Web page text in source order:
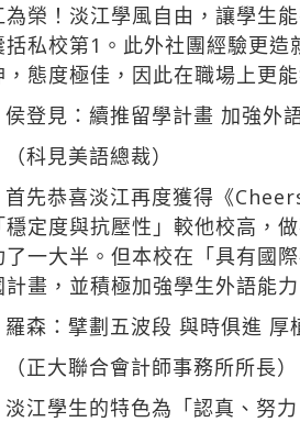
為榮！淡江學風自由，讓學生
括私校第1。此外社團經驗更
，態度極佳，因此在職場上更
侯登見：續推留學計畫 加強外
（科見美語總裁）
首先恭喜淡江再度獲得《
穩定度與抗壓性」較他校高，
了一大半。但本校在「具有國
計畫，並積極加強學生外語能
羅森：擘劃五波段 與時俱進 厚
（正大聯合會計師事務所所長）
淡江學生的特色為「認真、努